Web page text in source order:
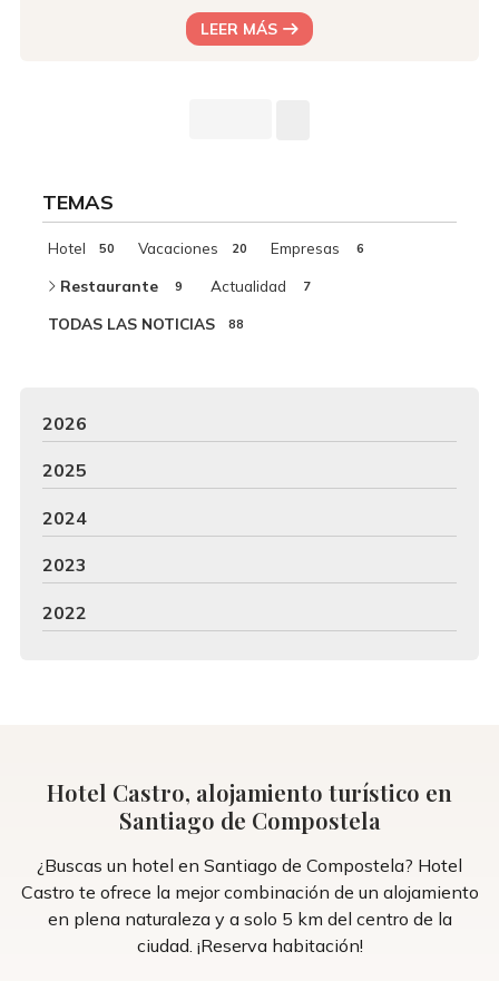
TEMAS
TODAS LAS NOTICIAS 88
Hotel 50 Vacaciones 20 Empresas 6
Restaurante 9 Actualidad 7
todos los gustos. Somos un hotel ubicado en las afueras
de Santiago de Compostela, y destacamos por nuestros
LEER MÁS
2026
2025
2024
2023
2022
Hotel Castro, alojamiento turístico en
Santiago de Compostela
¿Buscas un hotel en Santiago de Compostela? Hotel
Castro te ofrece la mejor combinación de un alojamiento
en plena naturaleza y a solo 5 km del centro de la
ciudad. ¡Reserva habitación!